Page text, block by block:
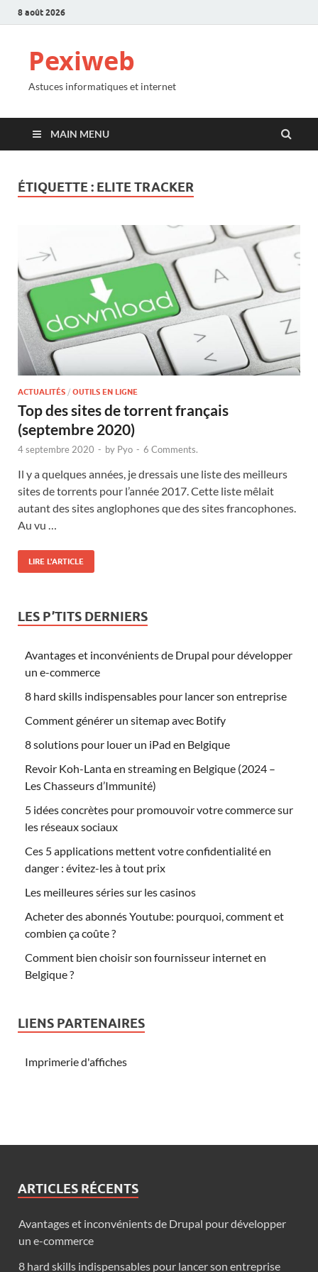
8 août 2026
Pexiweb
Astuces informatiques et internet
MAIN MENU
ÉTIQUETTE : ELITE TRACKER
ACTUALITÉS / OUTILS EN LIGNE
Top des sites de torrent français
(septembre 2020)
4 septembre 2020 - by Pyo - 6 Comments.
Il y a quelques années, je dressais une liste des meilleurs
sites de torrents pour l’année 2017. Cette liste mêlait
autant des sites anglophones que des sites francophones.
Au vu …
LIRE L'ARTICLE
LES P’TITS DERNIERS
Avantages et inconvénients de Drupal pour développer
un e-commerce
8 hard skills indispensables pour lancer son entreprise
Comment générer un sitemap avec Botify
8 solutions pour louer un iPad en Belgique
Revoir Koh-Lanta en streaming en Belgique (2024 –
Les Chasseurs d’Immunité)
5 idées concrètes pour promouvoir votre commerce sur
les réseaux sociaux
Ces 5 applications mettent votre confidentialité en
danger : évitez-les à tout prix
Les meilleures séries sur les casinos
Acheter des abonnés Youtube: pourquoi, comment et
combien ça coûte ?
Comment bien choisir son fournisseur internet en
Belgique ?
LIENS PARTENAIRES
Imprimerie d'affiches
ARTICLES RÉCENTS
Avantages et inconvénients de Drupal pour développer
un e-commerce
8 hard skills indispensables pour lancer son entreprise